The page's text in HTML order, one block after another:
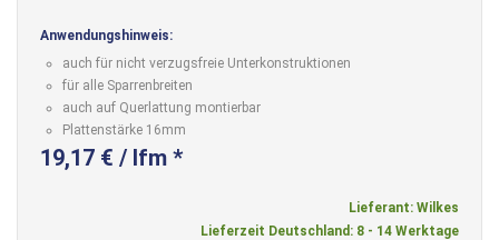
Anwendungshinweis:
auch für nicht verzugsfreie Unterkonstruktionen
für alle Sparrenbreiten
auch auf Querlattung montierbar
Plattenstärke 16mm
19,17 € / lfm *
Lieferant: Wilkes
Lieferzeit Deutschland: 8 - 14 Werktage